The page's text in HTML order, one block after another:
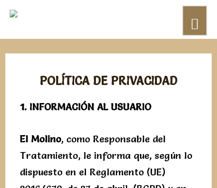
POLÍTICA DE PRIVACIDAD
1. INFORMACIÓN AL USUARIO
El Molino, como Responsable del
Tratamiento, le informa que, según lo
dispuesto en el Reglamento (UE)